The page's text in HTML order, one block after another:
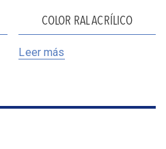
COLOR RAL ACRÍLICO
Leer más